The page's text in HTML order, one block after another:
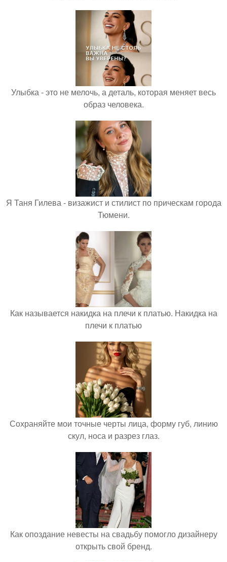
Улыбка - это не мелочь, а деталь, которая меняет весь
образ человека.
Я Таня Гилева - визажист и стилист по прическам города
Тюмени.
Как называется накидка на плечи к платью. Накидка на
плечи к платью
Сохраняйте мои точные черты лица, форму губ, линию
скул, носа и разрез глаз.
Как опоздание невесты на свадьбу помогло дизайнеру
открыть свой бренд.